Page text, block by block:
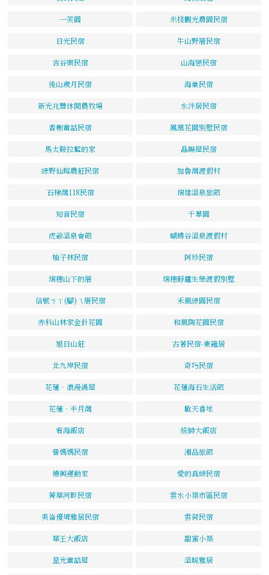
一笑園 米棧觀光農園民宿
日光民宿 牛山野厝民宿
吉谷樂民宿 山海戀民宿
後山歲月民宿 海巢民宿
新光兆豐休閒農牧場 水泮居民宿
香榭童話民宿 鳳凰花園別墅民宿
馬太鞍拉藍的家 晶暘屋民宿
綠野仙蹤農莊民宿 加魯灣渡假村
石梯灣118民宿 瑞雄溫泉旅館
知音民宿 千草園
虎爺溫泉會館 蝴蝶谷溫泉渡假村
柚子林民宿 阿珍民宿
瑞穗山下的厝 瑞穗靜廬生態渡假別墅
信號ㄎㄚ(腳)ㄟ厝民宿 禾風綠園民宿
赤科山林家金針花園 和風陶花園民宿
旭日山莊 古著民宿-東籬居
北九岸民宿 奇巧民宿
花蓮‧浪漫滿屋 花蓮海石生活館
花蓮‧半月灣 歡天喜地
看海飯店 統帥大飯店
曾媽媽民宿 湘品旅館
德興運動家 愛的真締民宿
菁華河畔民宿 雲水小築市區民宿
美崙優境雅居民宿 雲荷民宿
華王大飯店 甜蜜小築
星光童話屋 溫暖雅居